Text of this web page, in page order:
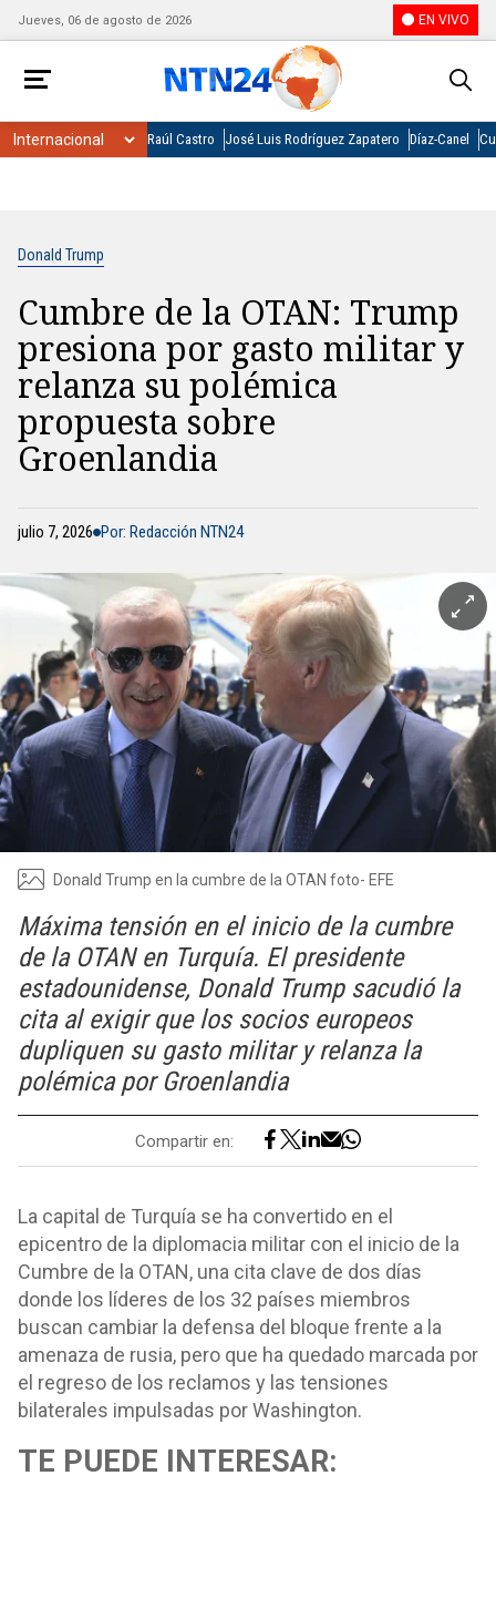
Jueves, 06 de agosto de 2026 EN VIVO
Raúl Castro José Luis Rodríguez Zapatero Díaz-Canel
Donald Trump
Cumbre de la OTAN: Trump
presiona por gasto militar y
relanza su polémica
propuesta sobre
Groenlandia
julio 7, 2026 Por: Redacción NTN24
Donald Trump en la cumbre de la OTAN foto- EFE
Máxima tensión en el inicio de la cumbre
de la OTAN en Turquía. El presidente
estadounidense, Donald Trump sacudió la
cita al exigir que los socios europeos
dupliquen su gasto militar y relanza la
polémica por Groenlandia
Compartir en:
La capital de Turquía se ha convertido en el
epicentro de la diplomacia militar con el inicio de la
Cumbre de la OTAN, una cita clave de dos días
donde los líderes de los 32 países miembros
buscan cambiar la defensa del bloque frente a la
amenaza de rusia, pero que ha quedado marcada por
el regreso de los reclamos y las tensiones
bilaterales impulsadas por Washington.
TE PUEDE INTERESAR: